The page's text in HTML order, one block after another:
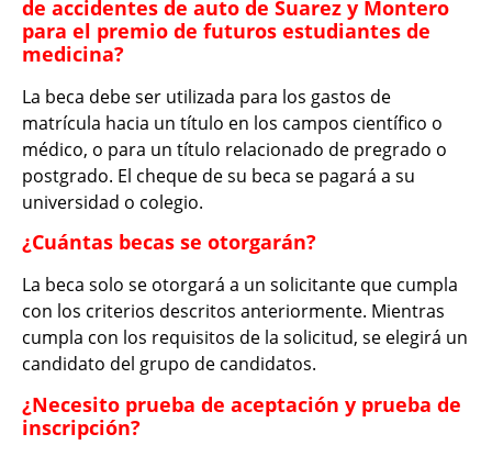
de accidentes de auto de Suarez y Montero
para el premio de futuros estudiantes de
medicina?
La beca debe ser utilizada para los gastos de
matrícula hacia un título en los campos científico o
médico, o para un título relacionado de pregrado o
postgrado. El cheque de su beca se pagará a su
universidad o colegio.
¿Cuántas becas se otorgarán?
La beca solo se otorgará a un solicitante que cumpla
con los criterios descritos anteriormente. Mientras
cumpla con los requisitos de la solicitud, se elegirá un
candidato del grupo de candidatos.
¿Necesito prueba de aceptación y prueba de
inscripción?